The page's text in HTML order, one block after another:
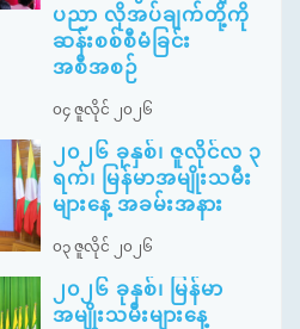
ပညာ လိုအပ်ချက်တို့ကို
ဆန်းစစ်စီမံခြင်း
အစီအစဉ်
၀၄ ဇူလိုင် ၂၀၂၆
၂၀၂၆ ခုနှစ်၊ ဇူလိုင်လ ၃
ရက်၊ မြန်မာအမျိုးသမီး
များနေ့ အခမ်းအနား
၀၃ ဇူလိုင် ၂၀၂၆
၂၀၂၆ ခုနှစ်၊ မြန်မာ
အမျိုးသမီးများနေ့